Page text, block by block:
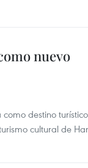
nuevo
destino
cultural de